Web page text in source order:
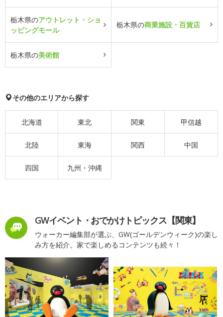
栃木県のアウトレット・ショ
ッピングモール
栃木県の商業施設・百貨店
栃木県の美術館
その他のエリアから探す
北海道 東北 関東 甲信越
北陸 東海 関西 中国
四国 九州・沖縄
GWイベント・おでかけトピックス【関東】
ウォーカー編集部が選ぶ、GW(ゴールデンウィーク)の楽し
み方を紹介。家で楽しめるコンテンツも続々！